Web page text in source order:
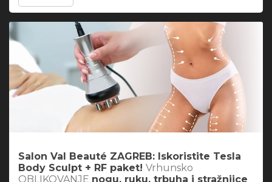
Salon Val Beauté ZAGREB: Iskoristite Tesla
Body Sculpt + RF paket! Vrhunsko
OBLIKOVANJE nogu, ruku, trbuha i stražnjice